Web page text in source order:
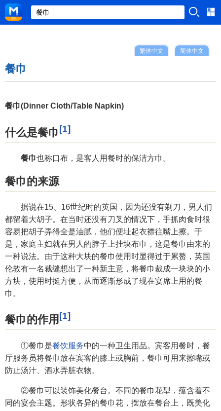
简体中文
繁体中文
餐巾
餐巾(Dinner Cloth/Table Napkin)
什么是餐巾[1]
餐巾也称口布，是客人用餐时的保洁方巾。
餐巾的来源
据说在15、16世纪时的英国，因为还没有剃刀，男人们
都留着大胡子。在当时还没有刀叉的情况下，手抓肉食时很
容易把胡子弄得全是油腻，他们便址起衣襟往嘴上擦。于
是，家庭主妇就在男人的脖子上挂块布巾，这是餐巾由来的
一种说法。由于这种大块的餐巾使用时显得过于累赘，英国
伦敦有一名裁缝想出了一种新主意，将餐巾裁成一块块的小
方块，使用时挺方便，从而逐渐形成了现在宴席上用的餐
巾。
餐巾的作用 [1]
①餐巾是餐饮服务中的一种卫生用品。宾客用餐时，餐
厅服务员将餐巾放在宾客的膝上或胸前，餐巾可用来擦嘴或
防止汤汁、酒水弄脏衣物。
②餐巾可以装饰美化餐台。不同的餐巾花型，蕴含着不
同的宴会主题。形状各异的餐巾花，摆放在餐台上，既美化